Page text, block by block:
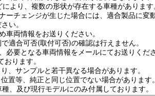
より、複数の形状が存在する車種があります
ーチェンジが生じた場合には、適合製品に変
い。
車両情報をお送りください。
適合可否(取付可否)の確認は行えません。
必要となる車両情報をメールにてお送りくださ
ります。
、サンプルと若干異なる場合があります。
置等、純正と同じ位置でない場合があります。
、及び現行モデルにのみ付属しております。